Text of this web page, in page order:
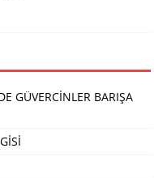
GÜVERCİNLER BARIŞA